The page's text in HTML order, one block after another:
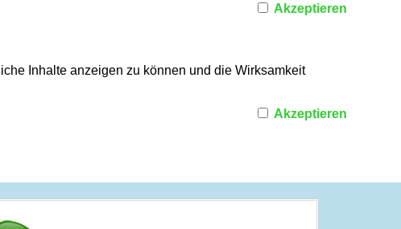
Akzeptieren
Inhalte anzeigen zu können und die Wirksamkeit
Akzeptieren